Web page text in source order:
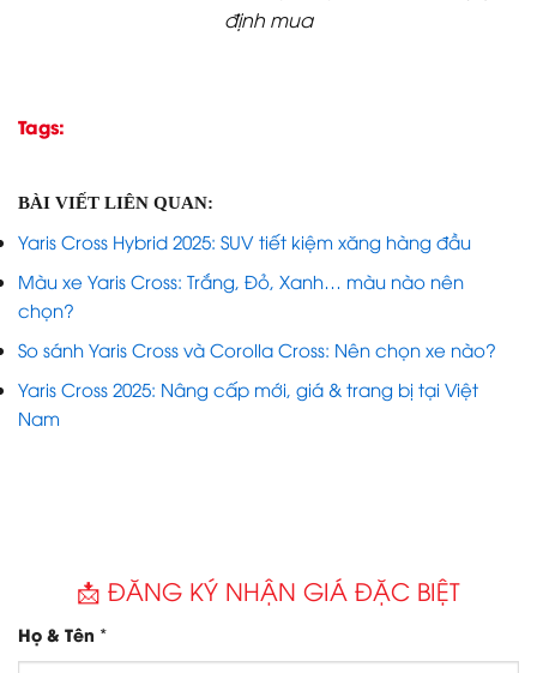
định mua
Tags:
BÀI VIẾT LIÊN QUAN:
Yaris Cross Hybrid 2025: SUV tiết kiệm xăng hàng đầu
Màu xe Yaris Cross: Trắng, Đỏ, Xanh… màu nào nên
chọn?
So sánh Yaris Cross và Corolla Cross: Nên chọn xe nào?
Yaris Cross 2025: Nâng cấp mới, giá & trang bị tại Việt
Nam
📩 ĐĂNG KÝ NHẬN GIÁ ĐẶC BIỆT
Họ & Tên *